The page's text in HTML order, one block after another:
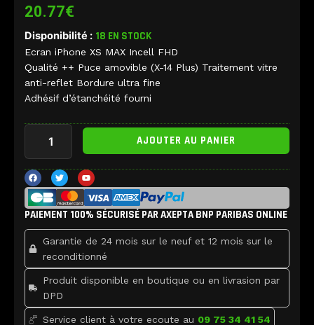
20.77€
Disponibilité : 18 EN STOCK
Ecran iPhone XS MAX Incell FHD
Qualité ++ Puce amovible (X-14 Plus) Traitement vitre
anti-reflet Bordure ultra fine
Adhésif d’étanchéité fourni
quantité
Ecran
iPhone
XS
MAX
Incell
FHD
AJOUTER AU PANIER
F
a
c
e
b
o
k
T
w
i
t
t
e
Y
o
u
t
u
b
PAIEMENT 100% SÉCURISÉ PAR AXEPTA BNP PARIBAS ONLINE
Garantie de 24 mois sur le neuf et 12 mois sur le
reconditionné
Produit disponible en boutique ou en livrasion par
DPD
Service client à votre ecoute au 09 75 34 41 54